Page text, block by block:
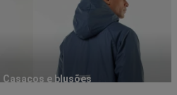
Casacos e blusões